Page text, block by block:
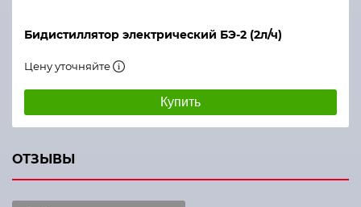
Бидистиллятор электрический БЭ-2 (2л/ч)
Цену уточняйте
Купить
ОТЗЫВЫ